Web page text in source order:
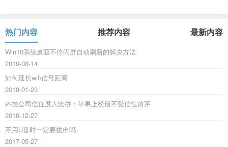
热门内容 推荐内容 最新内容
Win10系统桌面不停闪屏自动刷新的解决方法
2019-08-14
如何延长wifi信号距离
2018-01-23
科技公司信任度大比拼：苹果上榜最不受信任前茅
2018-12-27
不用U盘时一定要拔出吗
2017-05-27